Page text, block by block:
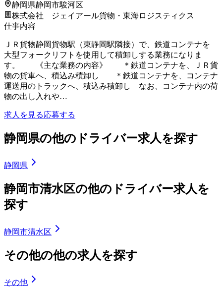
静岡県静岡市駿河区
株式会社 ジェイアール貨物・東海ロジスティクス
仕事内容
ＪＲ貨物静岡貨物駅（東静岡駅隣接）で、鉄道コンテナを
大型フォークリフトを使用して積卸しする業務になりま
す。 《主な業務の内容》 ＊鉄道コンテナを、ＪＲ貨
物の貨車へ、積込み積卸し ＊鉄道コンテナを、コンテナ
運送用のトラックへ、積込み積卸し なお、コンテナ内の荷
物の出し入れや…
求人を見る応募する
静岡県の他のドライバー求人を探す
静岡県
静岡市清水区の他のドライバー求人を
探す
静岡市清水区
その他の他の求人を探す
その他